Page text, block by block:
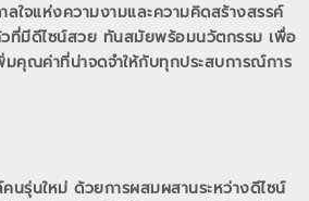
ใจแห่งความงามและความคิดสร้างสรรค์
วที่มีดีไซน์สวย ทันสมัยพร้อมนวัตกรรม เพื่อ
มคุณค่าที่น่าจดจำให้กับทุกประสบการณ์การ
รุ่นใหม่ ด้วยการผสมผสานระหว่างดีไซน์